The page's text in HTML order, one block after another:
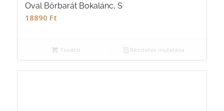
Oval Bőrbarát Bokalánc, S
18890 Ft
Tovább Részletek mutatása